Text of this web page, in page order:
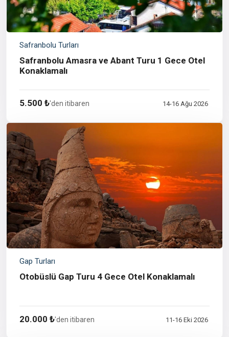
Safranbolu Turları
Safranbolu Amasra ve Abant Turu 1 Gece Otel
Konaklamalı
5.500 ₺'den itibaren 14-16 Ağu 2026
Gap Turları
Otobüslü Gap Turu 4 Gece Otel Konaklamalı
20.000 ₺'den itibaren 11-16 Eki 2026